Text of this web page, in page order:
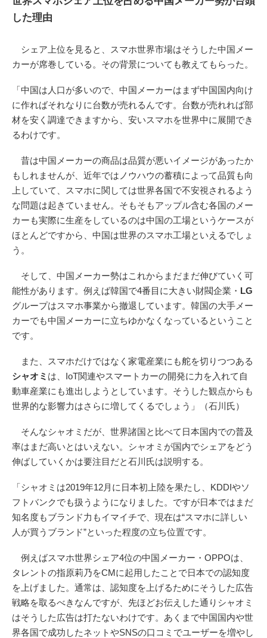
した理由
シェア上位を見ると、スマホ世界市場はそうした中国メー
カーが席巻している。その背景についても教えてもらった。
「中国は人口が多いので、中国メーカーはまず中国国内向け
に作ればそれなりに台数が売れるんです。台数が売れれば部
材を安く調達できますから、安いスマホを世界中に展開でき
るわけです。
昔は中国メーカーの商品は品質が悪いイメージがあったか
もしれませんが、近年ではノウハウの蓄積によって品質も向
上していて、スマホに関しては世界各国で不安視されるよう
な問題は起きていません。そもそもアップル含む各国のメー
カーも実際に生産をしているのは中国の工場というケースが
ほとんどですから、中国は世界のスマホ工場といえるでしょ
う。
そして、中国メーカー勢はこれからまだまだ伸びていく可
能性があります。例えば韓国で4番目に大きい財閥企業・ LG
グループはスマホ事業から撤退しています。韓国の大手メー
カーでも中国メーカーに立ちゆかなくなっているということ
です。
また、スマホだけではなく家電産業にも舵を切りつつある
シャオミ は、IoT関連やスマートカーの開発に力を入れて自
動車産業にも進出しようとしています。そうした観点からも
世界的な影響力はさらに増してくるでしょう」（石川氏）
そんなシャオミだが、世界諸国と比べて日本国内での普及
率はまだ高いとはいえない。シャオミが国内でシェアをどう
伸ばしていくかは要注目だと石川氏は説明する。
「シャオミは2019年12月に日本初上陸を果たし、KDDIやソ
フトバンクでも扱うようになりました。ですが日本ではまだ
知名度もブランド力もイマイチで、現在は“スマホに詳しい
人が買うブランド”といった程度の立ち位置です。
例えばスマホ世界シェア4位の中国メーカー・OPPOは、
タレントの指原莉乃をCMに起用したことで日本での認知度
を上げました。通常は、認知度を上げるためにそうした広告
戦略を取るべきなんですが、先ほどお伝えした通りシャオミ
はそうした広告は打たないわけです。あくまで中国国内や世
界各国で成功したネットやSNSの口コミでユーザーを増やし